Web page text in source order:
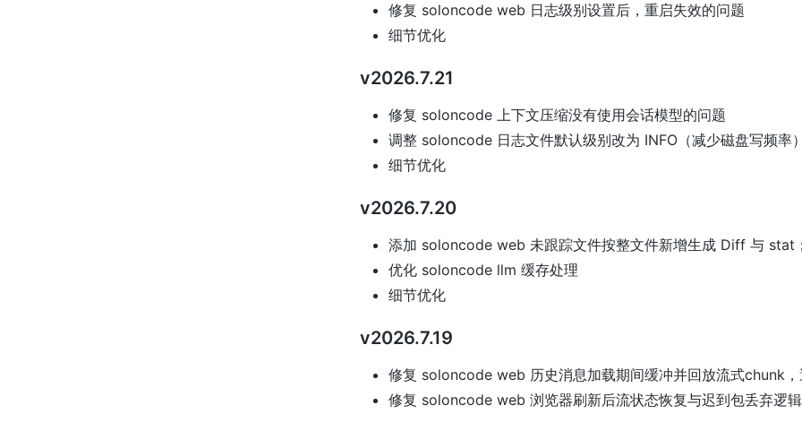
修复 soloncode web 日志级别设置后，重启失效的问题
细节优化
v2026.7.21
修复 soloncode 上下文压缩没有使用会话模型的问题
调整 soloncode 日志文件默认级别改为 INFO（减少磁盘写频率
细节优化
v2026.7.20
添加 soloncode web 未跟踪文件按整文件新增生成 Diff 与 stat
优化 soloncode llm 缓存处理
细节优化
v2026.7.19
修复 soloncode web 历史消息加载期间缓冲并回放流式chunk
修复 soloncode web 浏览器刷新后流状态恢复与迟到包丢弃逻辑